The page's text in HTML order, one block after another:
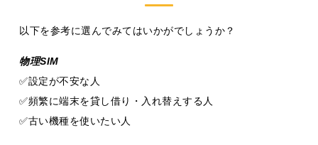
以下を参考に選んでみてはいかがでしょうか？
物理SIM
✅設定が不安な人
✅頻繁に端末を貸し借り・入れ替えする人
✅古い機種を使いたい人